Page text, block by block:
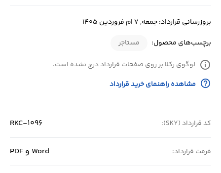
بروزرسانی قرارداد: جمعه, 7 ام فروردین 1405
برچسب‌های محصول:
مستاجر
info لوگوی رکلا بر روی صفحات قرارداد درج نشده است.
help_outline مشاهده راهنمای خرید قرارداد
کد قرارداد (SKY): RKC-1096
فرمت قرارداد: Word و PDF